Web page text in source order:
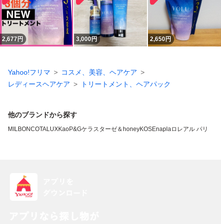
2,677円 3,000円 2,650円
Yahoo!フリマ
コスメ、美容、ヘアケア
レディースヘアケア
トリートメント、ヘアパック
他のブランドから探す
MILBONCOTALUXKaoP&Gケラスターゼ＆honeyKOSEnaplaロレアル パリ